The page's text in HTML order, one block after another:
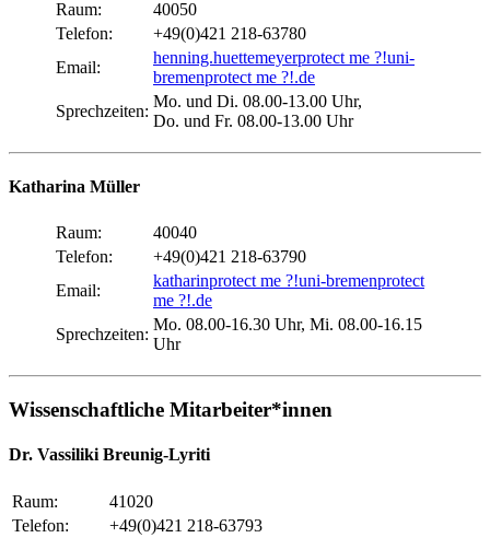
Raum:
40050
Telefon:
+49(0)421 218-63780
Email:
henning.huettemeyerprotect me ?!uni-
bremenprotect me ?!.de
Sprechzeiten:
Mo. und Di. 08.00-13.00 Uhr,
Do. und Fr. 08.00-13.00 Uhr
Katharina Müller
Raum:
40040
Telefon:
+49(0)421 218-63790
Email:
katharinprotect me ?!uni-bremenprotect
me ?!.de
Sprechzeiten:
Mo. 08.00-16.30 Uhr, Mi. 08.00-16.15
Uhr
Wissenschaftliche Mitarbeiter*innen
Dr. Vassiliki Breunig-Lyriti
Raum:
41020
Telefon:
+49(0)421 218-63793